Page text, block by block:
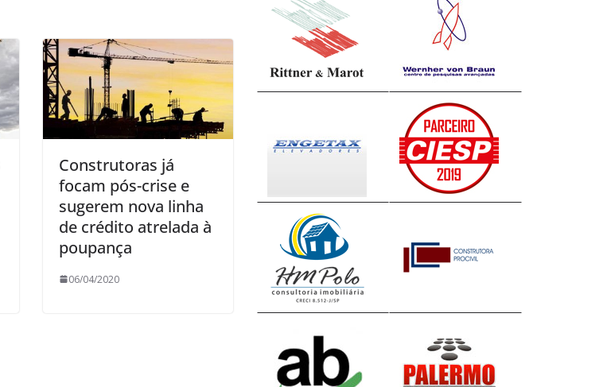
Construtoras já
focam pós-crise e
sugerem nova linha
de crédito atrelada à
poupança
06/04/2020